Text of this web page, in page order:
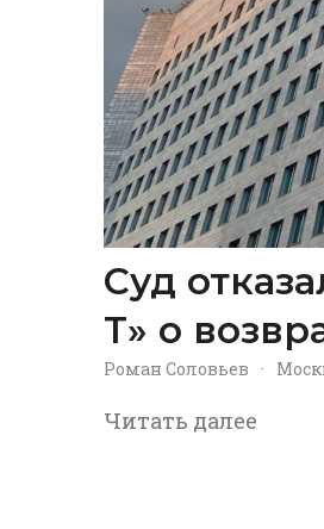
Суд
Т» о
Роман Соловьев ·
Читать далее